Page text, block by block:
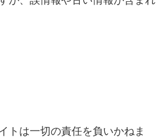
トは一切の責任を負いかねま